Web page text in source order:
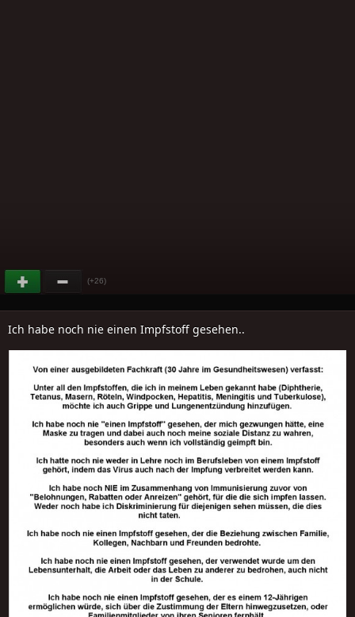
(+26)
Ich habe noch nie einen Impfstoff gesehen..